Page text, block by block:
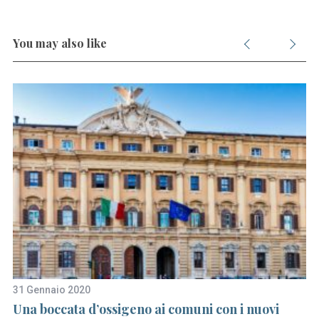
You may also like
31 Gennaio 2020
Una boccata d’ossigeno ai comuni con i nuovi